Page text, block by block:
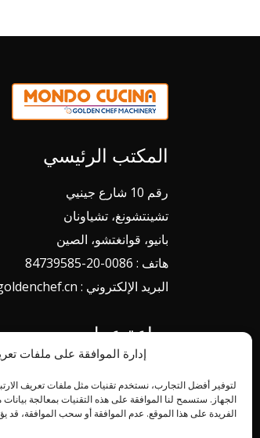
إدارة الموافقة على ملفات
لتوفير أفضل التجارب، نستخدم تقنيات مثل ملفات تعريف
الجهاز. ستسمح لنا الموافقة على هذه التقنيات بمعالجة
الفريدة على هذا الموقع. عدم الموافقة أو سحب الموافقة،
المكتب الرئيسي
رقم 10 شارع جينيي
تشينتشونغ، تشياونان
بانيو، قوانغتشو، الصين
هاتف : 0086-20-84739585
البريد الإلكتروني : kitchen@goldenchef.cn
ساعة عمل